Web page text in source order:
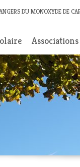
DU MONOXYDE DE
Associations